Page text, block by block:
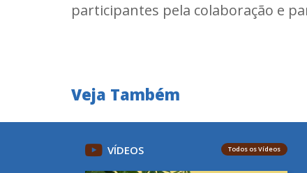
participantes pela colaboração e
Veja Também
VÍDEOS Todos os Vídeos